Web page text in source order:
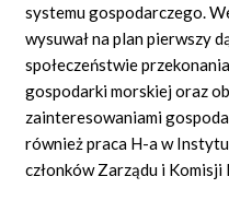
systemu gospodarczego.
wysuwał na plan pierwszy
społeczeństwie
gospodarki morskiej oraz
zainteresowaniami
również praca H-a w
członków Zarządu i